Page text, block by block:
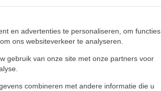
en advertenties te personaliseren, om functies
ons websiteverkeer te analyseren.
gebruik van onze site met onze partners voor
combineren met andere informatie die u